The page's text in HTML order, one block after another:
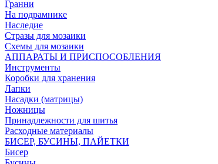
Гранни
На подрамнике
Наследие
Стразы для мозаики
Схемы для мозаики
АППАРАТЫ И ПРИСПОСОБЛЕНИЯ
Инструменты
Коробки для хранения
Лапки
Насадки (матрицы)
Ножницы
Принадлежности для шитья
Расходные материалы
БИСЕР, БУСИНЫ, ПАЙЕТКИ
Бисер